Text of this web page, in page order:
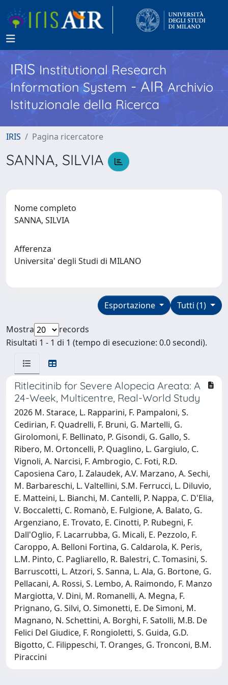
IRISInstitutional Research
Information System - AIR Archivio
Istituzionale della Ricerca
IRIS Pagina ricercatore
SANNA, SILVIA
Nome completo
SANNA, SILVIA
Afferenza
Universita' degli Studi di MILANO
Tutti (1)
Esportazione
Mostra
records
Risultati 1 - 1 di 1 (tempo di esecuzione: 0.0 secondi).
Ritlecitinib for Severe Alopecia Areata: A
24-Week, Multicentre, Real-World Study
2026 M. Starace, L. Rapparini, F. Pampaloni, S.
Cedirian, F. Quadrelli, F. Bruni, G. Martelli, G.
Girolomoni, F. Bellinato, P. Gisondi, G. Gallo, S.
Ribero, M. Ortoncelli, P. Quaglino, L. Gargiulo, C.
Vignoli, A. Narcisi, F. Ambrogio, C. Foti, R.D.
Caposiena Caro, I. Zalaudek, A.V. Marzano, A. Sechi,
M. Barbareschi, L. Valtellini, S.M. Ferrucci, L. Diluvio,
E. Matteini, L. Bianchi, M. Cantelli, P. Nappa, C. D'Elia,
V. Boccaletti, C. Romanò, E. Fulgione, A. Balato, G.
Argenziano, E. Trovato, E. Cinotti, P. Rubegni, F.
Dall'Oglio, F. Lacarrubba, G. Micali, E. Pezzolo, F.
Caroppo, A. Belloni Fortina, G. Caldarola, K. Peris,
L.M. Pinto, C. Pagliarello, R. Balestri, C. Tomasini, S.
Barruscotti, L. Atzori, S. Sanna, L. Ala, G. Bortone, G.
Pellacani, A. Rossi, S. Lembo, A. Raimondo, F. Manzo
Margiotta, V. Dini, M. Romanelli, A. Megna, F.
Prignano, G. Silvi, O. Simonetti, E. De Simoni, M.
Magnano, N. Schettini, A. Borghi, F. Satolli, M.B. De
Felici Del Giudice, F. Rongioletti, S. Guida, G.D.
Bigotto, C. Filippeschi, T. Oranges, G. Tronconi, B.M.
Piraccini